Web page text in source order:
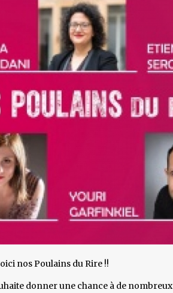
nos Poulains du Rire !!
donner une chance à de nombreux